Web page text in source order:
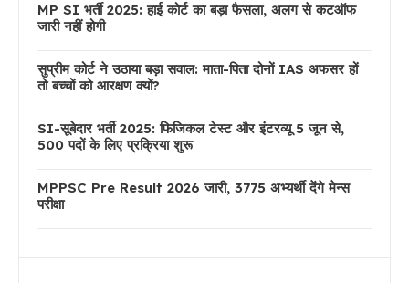
MP SI भर्ती 2025: हाई कोर्ट का बड़ा फैसला, अलग से कटऑफ
जारी नहीं होगी
सुप्रीम कोर्ट ने उठाया बड़ा सवाल: माता-पिता दोनों IAS अफसर हों
तो बच्चों को आरक्षण क्यों?
SI-सूबेदार भर्ती 2025: फिजिकल टेस्ट और इंटरव्यू 5 जून से,
500 पदों के लिए प्रक्रिया शुरू
MPPSC Pre Result 2026 जारी, 3775 अभ्यर्थी देंगे मेन्स
परीक्षा